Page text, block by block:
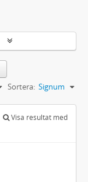
Sortera: Signum
Visa resultat med